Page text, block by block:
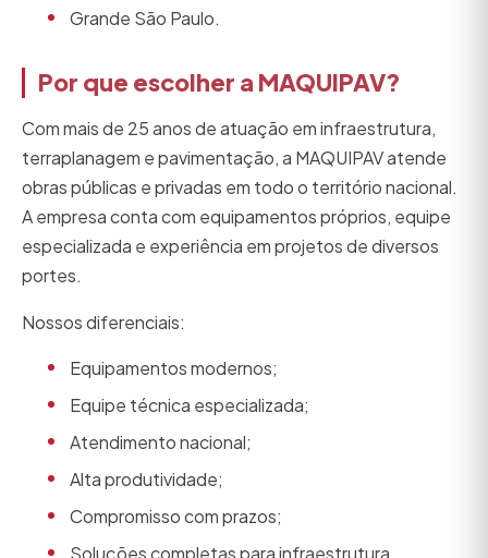
Grande São Paulo.
Por que escolher a MAQUIPAV?
Com mais de 25 anos de atuação em infraestrutura,
terraplanagem e pavimentação, a MAQUIPAV atende
obras públicas e privadas em todo o território nacional.
A empresa conta com equipamentos próprios, equipe
especializada e experiência em projetos de diversos
portes.
Nossos diferenciais:
Equipamentos modernos;
Equipe técnica especializada;
Atendimento nacional;
Alta produtividade;
Compromisso com prazos;
Soluções completas para infraestrutura.